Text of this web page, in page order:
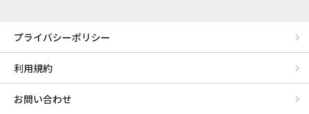
プライバシーポリシー
利用規約
お問い合わせ